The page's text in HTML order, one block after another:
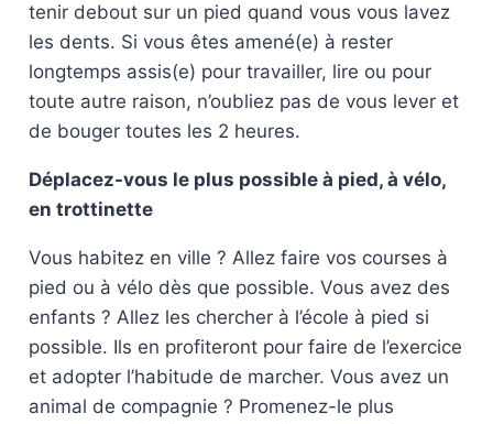
tenir debout sur un pied quand vous vous lavez
les dents. Si vous êtes amené(e) à rester
longtemps assis(e) pour travailler, lire ou pour
toute autre raison, n’oubliez pas de vous lever et
de bouger toutes les 2 heures.
Déplacez-vous le plus possible à pied, à vélo,
en trottinette
Vous habitez en ville ? Allez faire vos courses à
pied ou à vélo dès que possible. Vous avez des
enfants ? Allez les chercher à l’école à pied si
possible. Ils en profiteront pour faire de l’exercice
et adopter l’habitude de marcher. Vous avez un
animal de compagnie ? Promenez-le plus